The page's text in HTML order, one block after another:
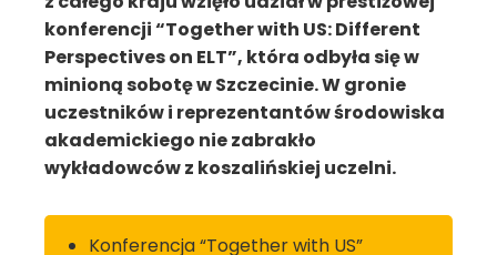
konferencji “Together with US: Different
Perspectives on ELT”, która odbyła się w
minioną sobotę w Szczecinie. W gronie
uczestników i reprezentantów środowiska
akademickiego nie zabrakło
wykładowców z koszalińskiej uczelni.
Konferencja “Together with US”